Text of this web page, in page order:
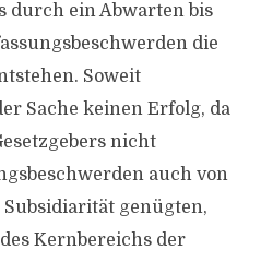
durch ein Abwarten bis
die
Soweit
Sache keinen Erfolg, da
nicht
auch von
genügten,
Kernbereichs der